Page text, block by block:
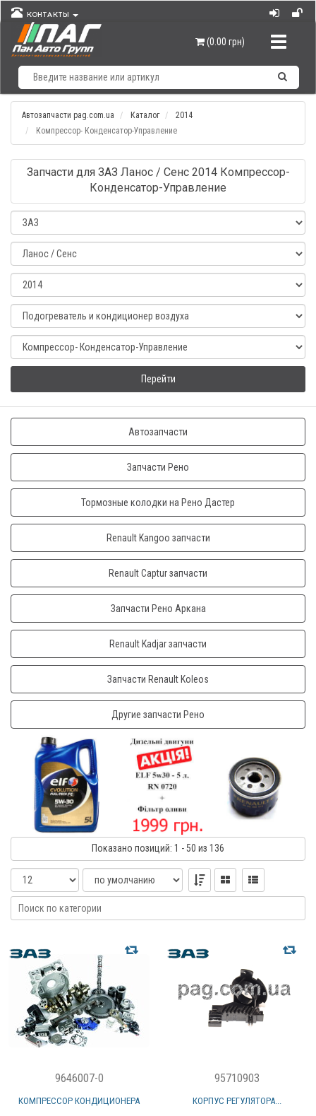
КОНТАКТЫ
(0.00 грн)
Автозапчасти pag.com.ua Каталог
2014
Компрессор- Конденсатор-Управление
Запчасти для ЗАЗ Ланос / Сенс 2014 Компрессор-
Конденсатор-Управление
Перейти
Автозапчасти
Запчасти Рено
Тормозные колодки на Рено Дастер
Renault Kangoo запчасти
Renault Captur запчасти
Запчасти Рено Аркана
Renault Kadjar запчасти
Запчасти Renault Koleos
Другие запчасти Рено
Показано позиций: 1 - 50 из 136
9646007-0
КОМПРЕССОР КОНДИЦИОНЕРА
95710903
КОРПУС РЕГУЛЯТОРА...